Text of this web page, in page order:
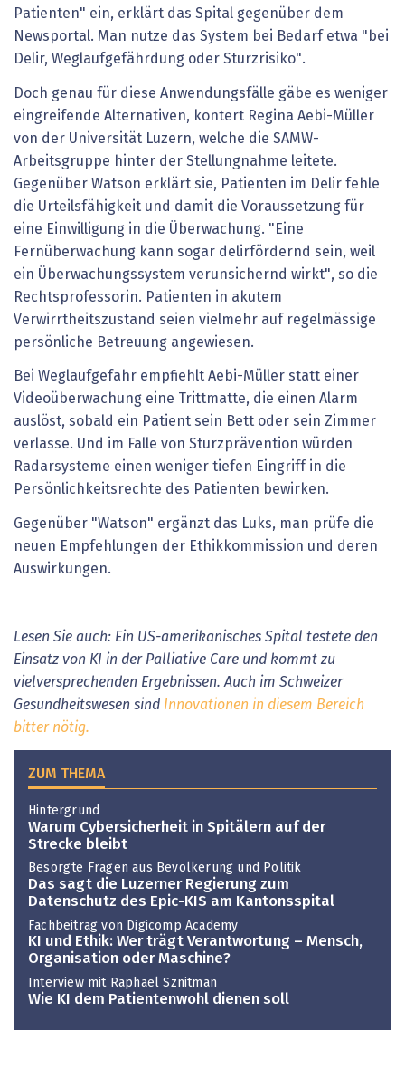
Patienten" ein, erklärt das Spital gegenüber dem
Newsportal. Man nutze das System bei Bedarf etwa "bei
Delir, Weglaufgefährdung oder Sturzrisiko".
Doch genau für diese Anwendungsfälle gäbe es weniger
eingreifende Alternativen, kontert Regina Aebi-Müller
von der Universität Luzern, welche die SAMW-
Arbeitsgruppe hinter der Stellungnahme leitete.
Gegenüber Watson erklärt sie, Patienten im Delir fehle
die Urteilsfähigkeit und damit die Voraussetzung für
eine Einwilligung in die Überwachung. "Eine
Fernüberwachung kann sogar delirfördernd sein, weil
ein Überwachungssystem verunsichernd wirkt", so die
Rechtsprofessorin. Patienten in akutem
Verwirrtheitszustand seien vielmehr auf regelmässige
persönliche Betreuung angewiesen.
Bei Weglaufgefahr empfiehlt Aebi-Müller statt einer
Videoüberwachung eine Trittmatte, die einen Alarm
auslöst, sobald ein Patient sein Bett oder sein Zimmer
verlasse. Und im Falle von Sturzprävention würden
Radarsysteme einen weniger tiefen Eingriff in die
Persönlichkeitsrechte des Patienten bewirken.
Gegenüber "Watson" ergänzt das Luks, man prüfe die
neuen Empfehlungen der Ethikkommission und deren
Auswirkungen.
Lesen Sie auch: Ein US-amerikanisches Spital testete den
Einsatz von KI in der Palliative Care und kommt zu
vielversprechenden Ergebnissen. Auch im Schweizer
Gesundheitswesen sind Innovationen in diesem Bereich
bitter nötig.
ZUM THEMA
Hintergrund
Warum Cybersicherheit in Spitälern auf der
Strecke bleibt
Besorgte Fragen aus Bevölkerung und Politik
Das sagt die Luzerner Regierung zum
Datenschutz des Epic-KIS am Kantonsspital
Fachbeitrag von Digicomp Academy
KI und Ethik: Wer trägt Verantwortung – Mensch,
Organisation oder Maschine?
Interview mit Raphael Sznitman
Wie KI dem Patientenwohl dienen soll